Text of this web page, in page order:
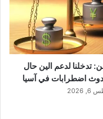
تدخلنا لدعم الين حال
اضطرابات في آسيا